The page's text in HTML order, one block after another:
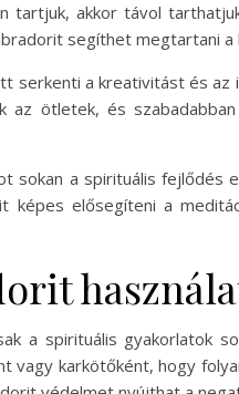
tartjuk, akkor távol
segíthet megtartani
serkenti a kreativitást és az
az ötletek, és
sokan a spirituális fejlődés
képes elősegíteni a
a spirituális gyakorlatok
vagy karkötőként, hogy